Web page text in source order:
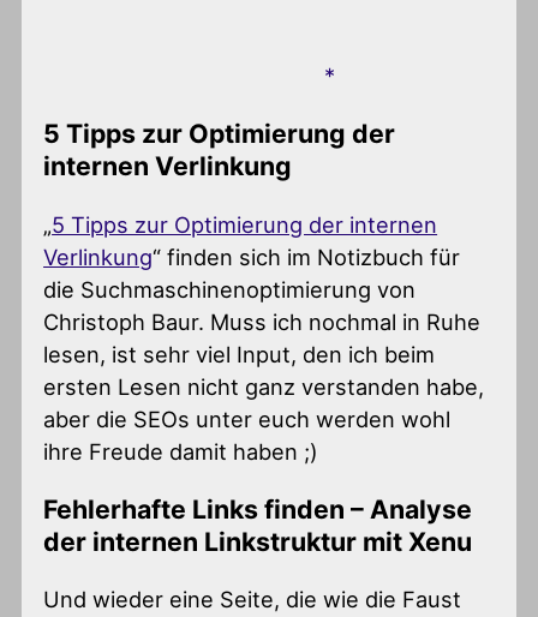
5 Tipps zur Optimierung der
internen Verlinkung
„5 Tipps zur Optimierung der internen
Verlinkung“ finden sich im Notizbuch für
die Suchmaschinenoptimierung von
Christoph Baur. Muss ich nochmal in Ruhe
lesen, ist sehr viel Input, den ich beim
ersten Lesen nicht ganz verstanden habe,
aber die SEOs unter euch werden wohl
ihre Freude damit haben ;)
Fehlerhafte Links finden – Analyse
der internen Linkstruktur mit Xenu
Und wieder eine Seite, die wie die Faust